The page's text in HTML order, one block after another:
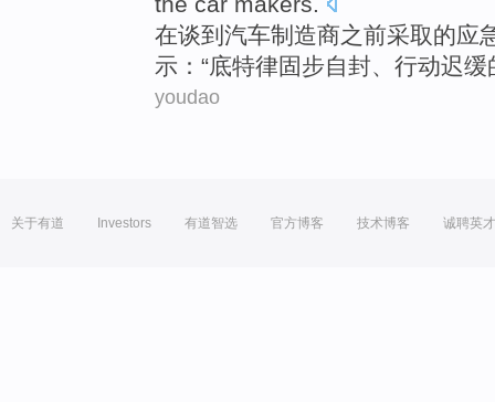
在谈到 汽车制造商之前采取的应
示：“底特律固步自封、 行动迟缓
youdao
关于有道 Investors 有道智选 官方博客 技术博客 诚聘英才